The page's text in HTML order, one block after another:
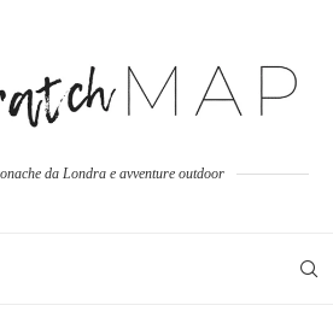
da Londra e avventure outdoor